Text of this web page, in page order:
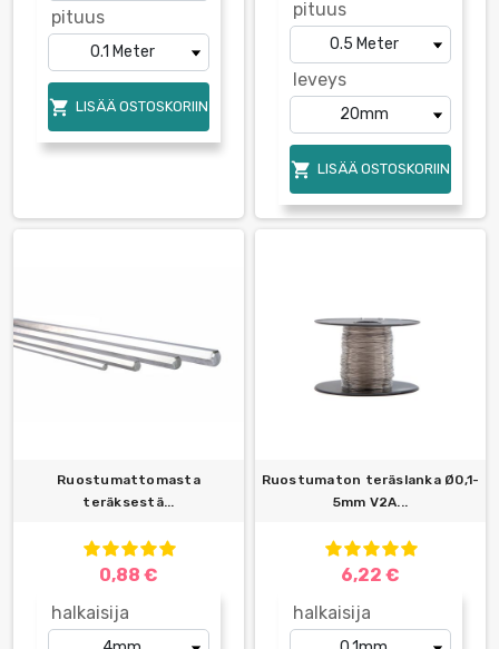
pituus
 LISÄÄ OSTOSKORIIN
pituus
leveys
 LISÄÄ OSTOSKORIIN
Ruostumattomasta
teräksestä...
0,88 €
halkaisija
Ruostumaton teräslanka Ø0,1-
5mm V2A...
6,22 €
halkaisija